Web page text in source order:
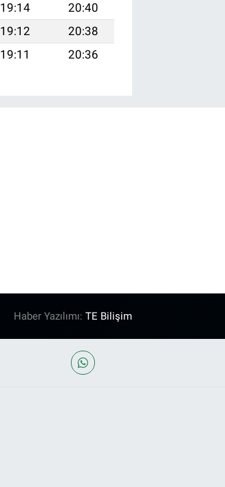
19:14
20:40
19:12
20:38
19:11 20:36
Haber Yazılımı:TE Bilişim